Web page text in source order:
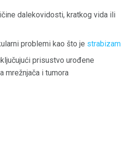
dalekovidosti, kratkog vida ili
problemi kao što je strabizam
prisustvo urođene
mrežnjača i tumora